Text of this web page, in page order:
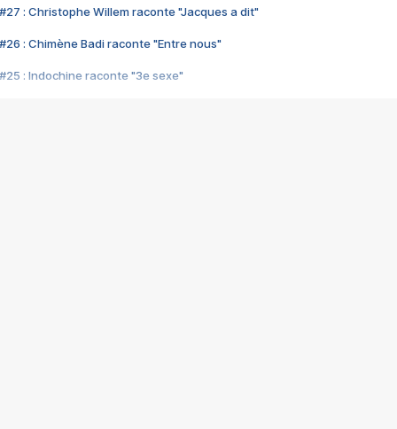
#27 : Christophe Willem raconte "Jacques a dit"
#26 : Chimène Badi raconte "Entre nous"
#25 : Indochine raconte "3e sexe"